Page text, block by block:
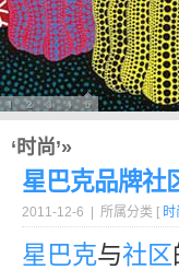
‘时尚’»
星巴克品牌社
2011-12-6 | 所属分类 [ 时
星巴克与社区